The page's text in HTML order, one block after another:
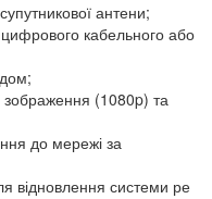
антени;
кабельного або
(1080p) та
до мережі за
відновлення системи ре